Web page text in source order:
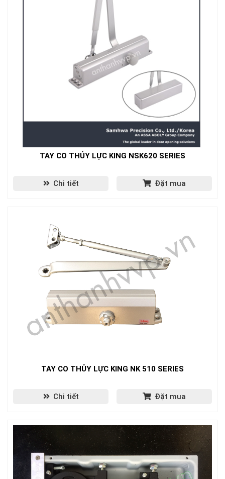
TAY CO THỦY LỰC KING NSK620 SERIES
Chi tiết Đặt mua
TAY CO THỦY LỰC KING NK 510 SERIES
Chi tiết Đặt mua